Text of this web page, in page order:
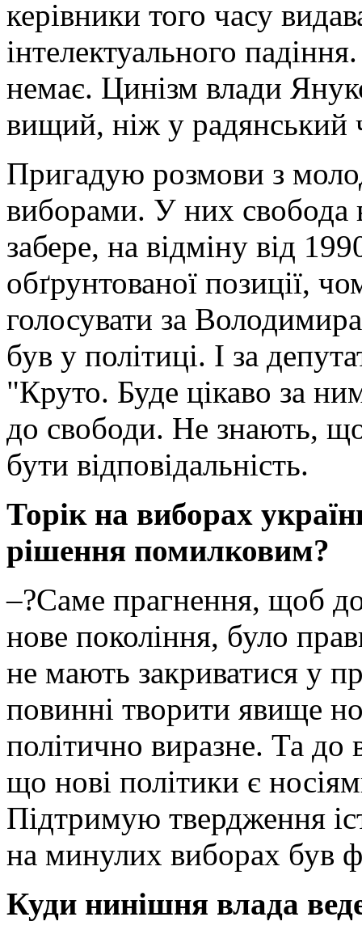
керівники того часу
інтелектуального
немає. Цинізм влади
вищий, ніж у радянський
Пригадую розмови з
виборами. У них свобода
забере, на відміну від
обґрунтованої позиції,
голосувати за
був у політиці. І за
"Круто. Буде цікаво за
до свободи. Не знають,
бути відповідальність.
Торік на виборах
рішення помилковим?
–?Саме прагнення, щоб
нове покоління, було
не мають закриватися у
повинні творити явище
політично виразне. Та
що нові політики є
Підтримую твердження
на минулих виборах був
Куди нинішня влада